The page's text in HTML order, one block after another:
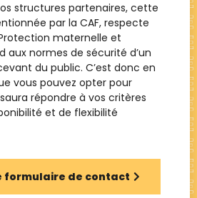
structures partenaires, cette
par la CAF, respecte
maternelle et
aux normes de sécurité d’un
du public. C’est donc en
vous pouvez opter pour
répondre à vos critères
et de flexibilité
formulaire de contact